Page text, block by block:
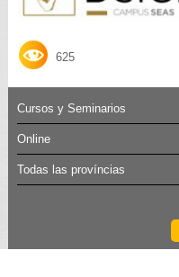
625
Cursos y Seminarios
Online
Todas las províncias